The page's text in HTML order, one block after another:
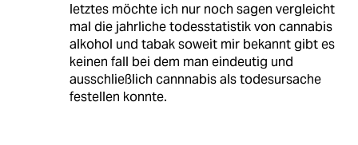
letztes möchte ich nur noch sagen vergleicht
mal die jahrliche todesstatistik von cannabis
alkohol und tabak soweit mir bekannt gibt es
keinen fall bei dem man eindeutig und
ausschließlich cannnabis als todesursache
festellen konnte.